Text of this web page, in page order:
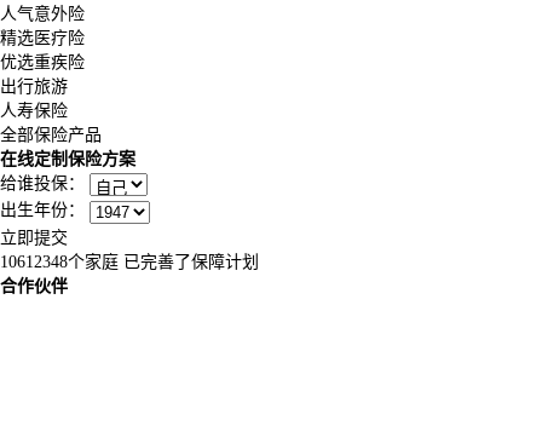
人气意外险
精选医疗险
优选重疾险
出行旅游
人寿保险
全部保险产品
在线定制保险方案
给谁投保：
出生年份：
立即提交
10612348个家庭 已完善了保障计划
合作伙伴